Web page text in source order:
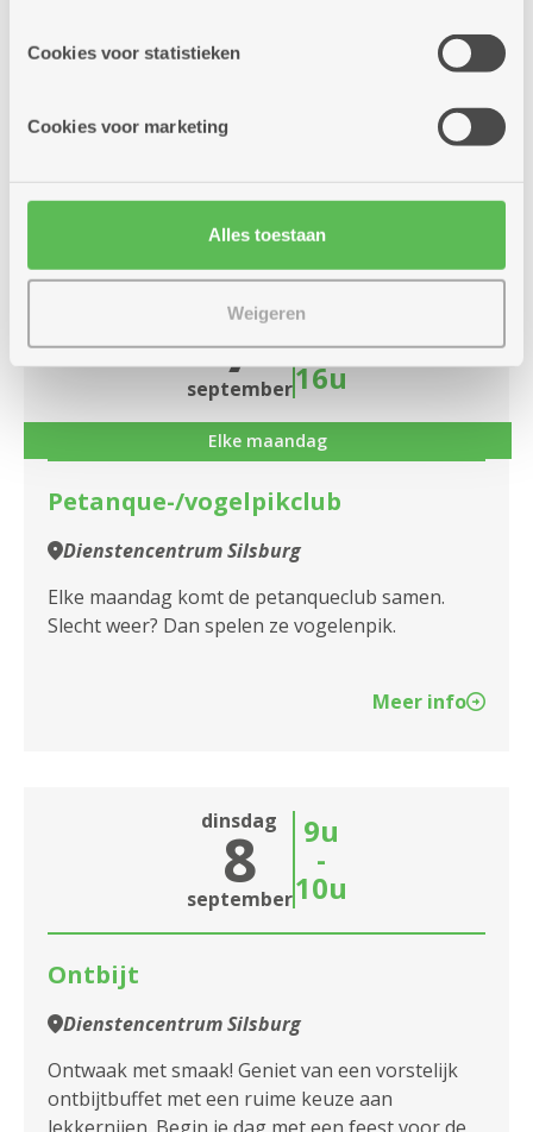
partners kunnen deze gegevens combineren met andere
Cookies voor statistieken
Cookies voor marketing
Alles toestaan
Weigeren
Wil je vloeiend Engels leren spreken? Doe mee
met onze Engelse les! Onze ervaren docent zorgt
lessen.
Meer info
maandag
7
september
14u
-
16u
Elke maandag
Petanque-/vogelpikclub
Dienstencentrum Silsburg
Elke maandag komt de petanqueclub samen.
Slecht weer? Dan spelen ze vogelenpik.
Meer info
dinsdag
8
september
9u
-
10u
Ontbijt
Dienstencentrum Silsburg
Ontwaak met smaak! Geniet van een vorstelijk
ontbijtbuffet met een ruime keuze aan